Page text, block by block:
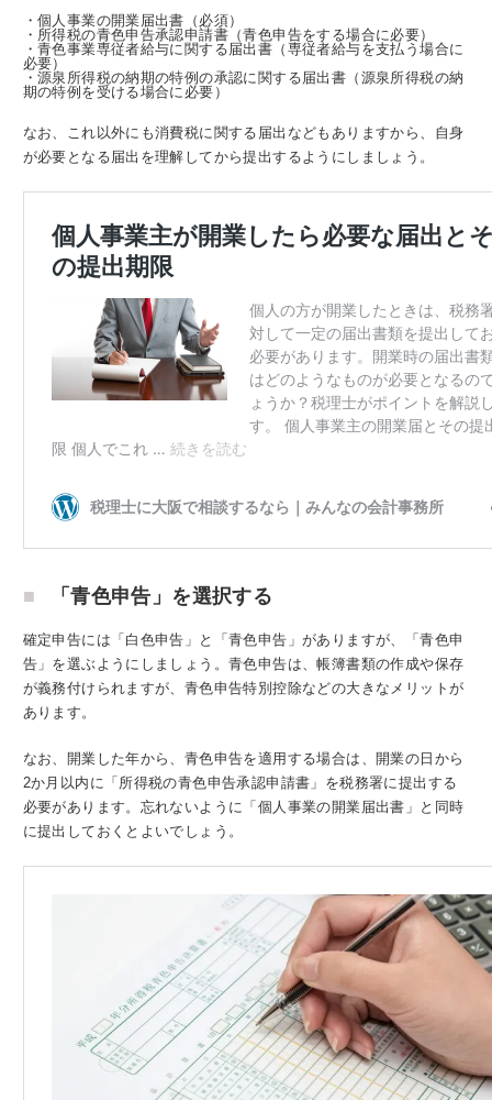
・個人事業の開業届出書（必須）
・所得税の青色申告承認申請書（青色申告をする場合に必要）
・青色事業専従者給与に関する届出書（専従者給与を支払う場合に
必要）
・源泉所得税の納期の特例の承認に関する届出書（源泉所得税の納
期の特例を受ける場合に必要）
なお、これ以外にも消費税に関する届出などもありますから、自身
が必要となる届出を理解してから提出するようにしましょう。
「青色申告」を選択する
確定申告には「白色申告」と「青色申告」がありますが、「青色申
告」を選ぶようにしましょう。青色申告は、帳簿書類の作成や保存
が義務付けられますが、青色申告特別控除などの大きなメリットが
あります。
なお、開業した年から、青色申告を適用する場合は、開業の日から
2か月以内に「所得税の青色申告承認申請書」を税務署に提出する
必要があります。忘れないように「個人事業の開業届出書」と同時
に提出しておくとよいでしょう。